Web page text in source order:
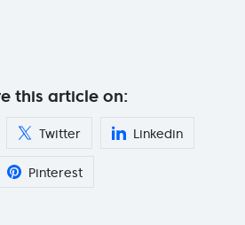
this article on:
Twitter Linkedin
Pinterest